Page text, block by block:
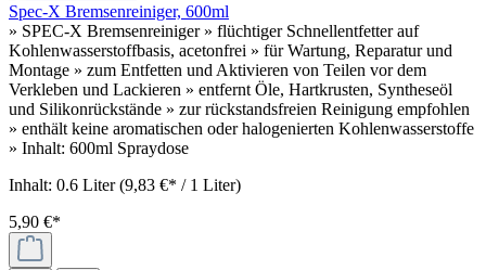
Spec-X Bremsenreiniger, 600ml
» SPEC-X Bremsenreiniger » flüchtiger Schnellentfetter auf
Kohlenwasserstoffbasis, acetonfrei » für Wartung, Reparatur und
Montage » zum Entfetten und Aktivieren von Teilen vor dem
Verkleben und Lackieren » entfernt Öle, Hartkrusten, Syntheseöl
und Silikonrückstände » zur rückstandsfreien Reinigung empfohlen
» enthält keine aromatischen oder halogenierten Kohlenwasserstoffe
» Inhalt: 600ml Spraydose
Inhalt: 0.6 Liter(9,83 €* / 1 Liter)
5,90 €*